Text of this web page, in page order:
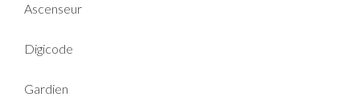
Ascenseur
Digicode
Gardien